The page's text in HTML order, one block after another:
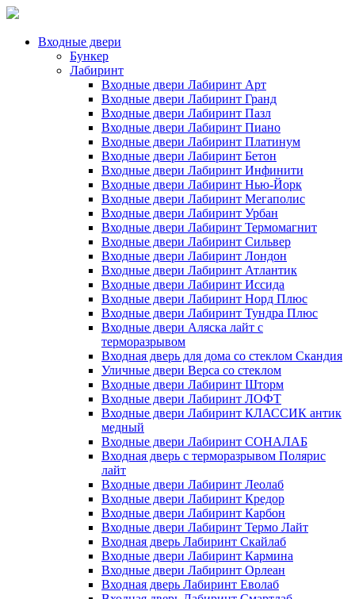
Входные двери
Бункер
Лабиринт
Входные двери Лабиринт Арт
Входные двери Лабиринт Гранд
Входные двери Лабиринт Пазл
Входные двери Лабиринт Пиано
Входные двери Лабиринт Платинум
Входные двери Лабиринт Бетон
Входные двери Лабиринт Инфинити
Входные двери Лабиринт Нью-Йорк
Входные двери Лабиринт Мегаполис
Входные двери Лабиринт Урбан
Входные двери Лабиринт Термомагнит
Входные двери Лабиринт Сильвер
Входные двери Лабиринт Лондон
Входные двери Лабиринт Атлантик
Входные двери Лабиринт Иссида
Входные двери Лабиринт Норд Плюс
Входные двери Лабиринт Тундра Плюс
Входные двери Аляска лайт с
терморазрывом
Входная дверь для дома со стеклом Скандия
Уличные двери Верса со стеклом
Входные двери Лабиринт Шторм
Входные двери Лабиринт ЛОФТ
Входные двери Лабиринт КЛАССИК антик
медный
Входные двери Лабиринт СОНАЛАБ
Входная дверь с терморазрывом Полярис
лайт
Входные двери Лабиринт Леолаб
Входные двери Лабиринт Кредор
Входные двери Лабиринт Карбон
Входные двери Лабиринт Термо Лайт
Входная дверь Лабиринт Скайлаб
Входные двери Лабиринт Кармина
Входные двери Лабиринт Орлеан
Входная дверь Лабиринт Еволаб